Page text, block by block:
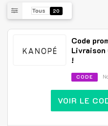
Tous 20
Code
Livraison
!
CODE
VOIR LE